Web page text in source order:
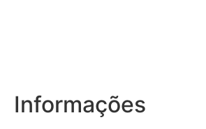
Informações